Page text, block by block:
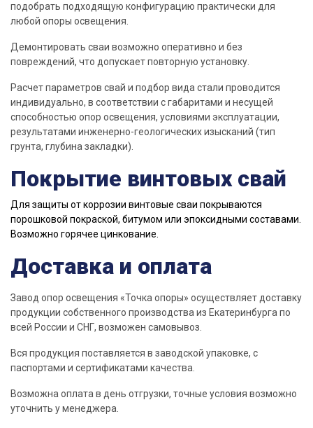
подобрать подходящую конфигурацию практически для
любой опоры освещения.
Демонтировать сваи возможно оперативно и без
повреждений, что допускает повторную установку
Расчет параметров свай и подбор вида стали проводится
индивидуально, в соответствии с габаритами и несущей
способностью опор освещения, условиями эксплуатации,
результатами инженерно-геологических изысканий (тип
грунта, глубина закладки).
Покрытие винтовых свай
Для защиты от коррозии винтовые сваи покрываются
порошковой покраской, битумом или эпоксидными составами.
Возможно горячее цинкование.
Доставка и оплата
Завод опор освещения «Точка опоры» осуществляет доставку
продукции собственного производства из Екатеринбурга по
всей России и СНГ, возможен самовывоз.
Вся продукция поставляется в заводской упаковке, с
паспортами и сертификатами качества
Возможна оплата в день отгрузки, точные условия возможно
уточнить у менеджера.